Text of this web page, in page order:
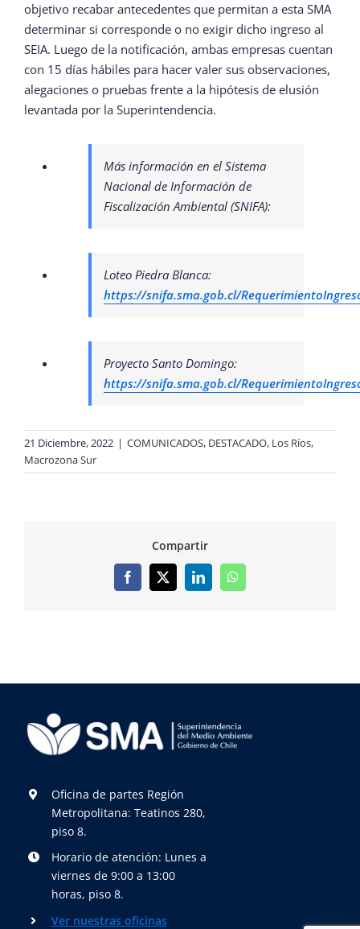
objetivo recabar antecedentes que permitan a esta SMA
determinar si corresponde o no exigir dicho ingreso al
SEIA. Luego de la notificación, ambas empresas cuentan
con 15 días hábiles para hacer valer sus observaciones,
alegaciones o pruebas frente a la hipótesis de elusión
levantada por la Superintendencia.
Más información en el Sistema
Nacional de Información de
Fiscalización Ambiental (SNIFA):
Loteo Piedra Blanca:
https://snifa.sma.gob.cl/
Proyecto Santo Domingo:
https://snifa.sma.gob.cl/
21 Diciembre, 2022 | COMUNICADOS, DESTACADO, Los Ríos,
Macrozona Sur
Compartir
Facebook
X LinkedInWhatsApp
Oficina de partes Región
Metropolitana: Teatinos 280,
piso 8.
Horario de atención: Lunes a
viernes de 9:00 a 13:00
horas, piso 8.
Ver nuestras oficinas